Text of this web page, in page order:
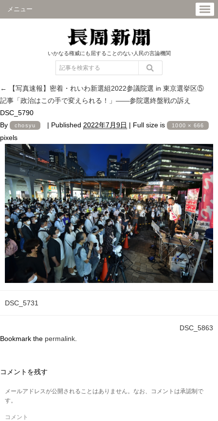
メニュー
いかなる権威にも屈することのない人民の言論機関
←
【写真速報】密着・れいわ新選組2022参議院選 in 東京選挙区⑤
記事「政治はこの手で変えられる！」――参院選終盤戦の訴え
DSC_5790
By
chosyu | Published 2022年7月9日 | Full size is 1000 × 666
pixels
DSC_5731
DSC_5863
Bookmark the permalink
コメントを残す
メールアドレスが公開されることはありません。なお、コメントは承認制で
す。
コメント